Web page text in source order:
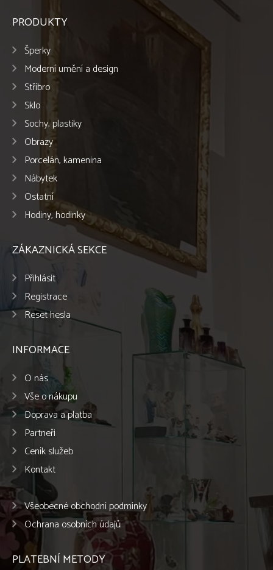
PRODUKTY
Šperky
Moderní umění a design
Stříbro
Sklo
Sochy, plastiky
Obrazy
Porcelán, kamenina
Nábytek
Ostatní
Hodiny, hodinky
ZÁKAZNICKÁ SEKCE
Přihlásit
Registrace
Reset hesla
INFORMACE
O nás
Vše o nákupu
Doprava a platba
Partneři
Ceník služeb
Kontakt
Všeobecné obchodní podmínky
Ochrana osobních údajů
PLATEBNÍ METODY